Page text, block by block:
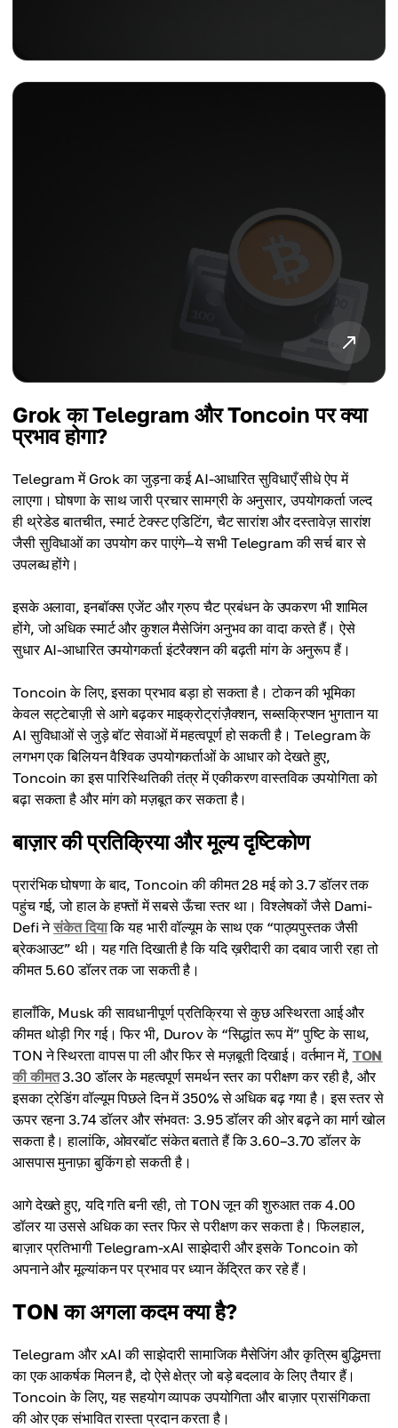
Grok का Telegram और Toncoin पर क्या
प्रभाव होगा?
Telegram में Grok का जुड़ना कई AI-आधारित सुविधाएँ सीधे ऐप में
लाएगा। घोषणा के साथ जारी प्रचार सामग्री के अनुसार, उपयोगकर्ता जल्द
ही थ्रेडेड बातचीत, स्मार्ट टेक्स्ट एडिटिंग, चैट सारांश और दस्तावेज़ सारांश
जैसी सुविधाओं का उपयोग कर पाएंगे—ये सभी Telegram की सर्च बार से
उपलब्ध होंगे।
इसके अलावा, इनबॉक्स एजेंट और ग्रुप चैट प्रबंधन के उपकरण भी शामिल
होंगे, जो अधिक स्मार्ट और कुशल मैसेजिंग अनुभव का वादा करते हैं। ऐसे
सुधार AI-आधारित उपयोगकर्ता इंटरैक्शन की बढ़ती मांग के अनुरूप हैं।
Toncoin के लिए, इसका प्रभाव बड़ा हो सकता है। टोकन की भूमिका
केवल सट्टेबाज़ी से आगे बढ़कर माइक्रोट्रांज़ैक्शन, सब्सक्रिप्शन भुगतान या
AI सुविधाओं से जुड़े बॉट सेवाओं में महत्वपूर्ण हो सकती है। Telegram के
लगभग एक बिलियन वैश्विक उपयोगकर्ताओं के आधार को देखते हुए,
Toncoin का इस पारिस्थितिकी तंत्र में एकीकरण वास्तविक उपयोगिता को
बढ़ा सकता है और मांग को मज़बूत कर सकता है।
बाज़ार की प्रतिक्रिया और मूल्य दृष्टिकोण
प्रारंभिक घोषणा के बाद, Toncoin की कीमत 28 मई को 3.7 डॉलर तक
पहुंच गई, जो हाल के हफ्तों में सबसे ऊँचा स्तर था। विश्लेषकों जैसे Dami-
Defi नेसंकेत दियाकि यह भारी वॉल्यूम के साथ एक “पाठ्यपुस्तक जैसी
ब्रेकआउट” थी। यह गति दिखाती है कि यदि ख़रीदारी का दबाव जारी रहा तो
कीमत 5.60 डॉलर तक जा सकती है।
हालाँकि, Musk की सावधानीपूर्ण प्रतिक्रिया से कुछ अस्थिरता आई और
कीमत थोड़ी गिर गई। फिर भी, Durov के “सिद्धांत रूप में” पुष्टि के साथ,
TON ने स्थिरता वापस पा ली और फिर से मज़बूती दिखाई। वर्तमान में, TON
की कीमत3.30 डॉलर के महत्वपूर्ण समर्थन स्तर का परीक्षण कर रही है, और
इसका ट्रेडिंग वॉल्यूम पिछले दिन में 350% से अधिक बढ़ गया है। इस स्तर से
ऊपर रहना 3.74 डॉलर और संभवतः 3.95 डॉलर की ओर बढ़ने का मार्ग खोल
सकता है। हालांकि, ओवरबॉट संकेत बताते हैं कि 3.60–3.70 डॉलर के
आसपास मुनाफ़ा बुकिंग हो सकती है।
आगे देखते हुए, यदि गति बनी रही, तो TON जून की शुरुआत तक 4.00
डॉलर या उससे अधिक का स्तर फिर से परीक्षण कर सकता है। फिलहाल,
बाज़ार प्रतिभागी Telegram-xAI साझेदारी और इसके Toncoin को
अपनाने और मूल्यांकन पर प्रभाव पर ध्यान केंद्रित कर रहे हैं।
TON का अगला कदम क्या है?
Telegram और xAI की साझेदारी सामाजिक मैसेजिंग और कृत्रिम बुद्धिमत्ता
का एक आकर्षक मिलन है, दो ऐसे क्षेत्र जो बड़े बदलाव के लिए तैयार हैं।
Toncoin के लिए, यह सहयोग व्यापक उपयोगिता और बाज़ार प्रासंगिकता
की ओर एक संभावित रास्ता प्रदान करता है।